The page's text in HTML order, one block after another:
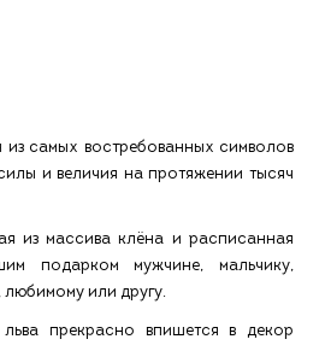
из самых востребованных символов
и величия на протяжении тысяч
из массива клёна и расписанная
подарком мужчине, мальчику,
любимому или другу.
льва прекрасно впишется в декор